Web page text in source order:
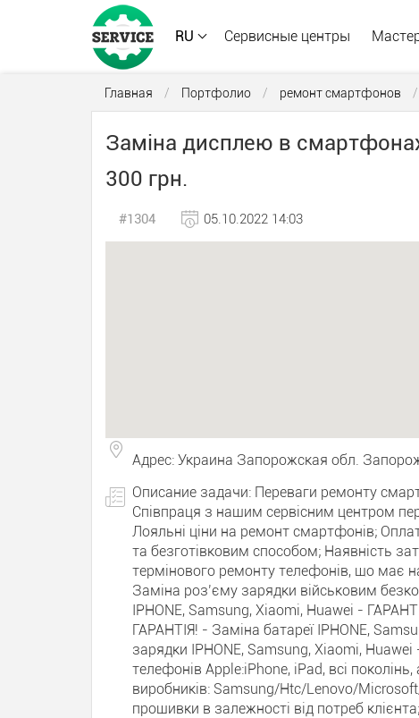
RU Сервисные центры
Главная / Портфолио / ремонт смартфонов /
Заміна дисплею в
300 грн.
#1304 05.10.2022 14:03
Адрес: Украина Запорожская обл.
Описание задачи: Переваги ремонту
Співпраця з нашим сервісним центром
Лояльні ціни на ремонт смартфонів;
та безготівковим способом; Наявність
термінового ремонту телефонів, що має
Заміна роз’єму зарядки військовим
IPHONE, Samsung, Xiaomi, Huawei -
ГАРАНТІЯ! - Заміна батареї IPHONE,
зарядки IPHONE, Samsung, Xiaomi,
телефонів Apple:iPhone, iPad, всі
виробників: Sаmsung/Нtс/Lеnоvо/
прошивки в залежності від потреб